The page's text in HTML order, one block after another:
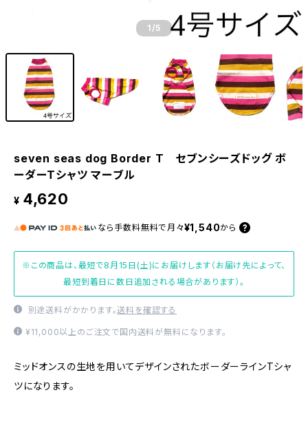
1 /5
seven seas dog Border T セブンシーズドッグ ボ
ーダーTシャツ マーブル
¥ 4,620
なら 手数料無料で 月々¥1,540から
※この商品は、最短で8月15日(土)にお届けします（お届け先によって、
最短到着日に数日追加される場合があります）。
別途送料がかかります。送料を確認する
¥11,000以上のご注文で国内送料が無料になります。
ミッドオンスの生地を用いてデザインされたボーダーラインTシャ
ツになります。